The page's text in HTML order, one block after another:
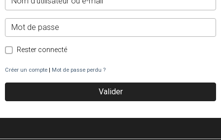
Rester connecté
Créer un compte | Mot de passe perdu ?
Valider